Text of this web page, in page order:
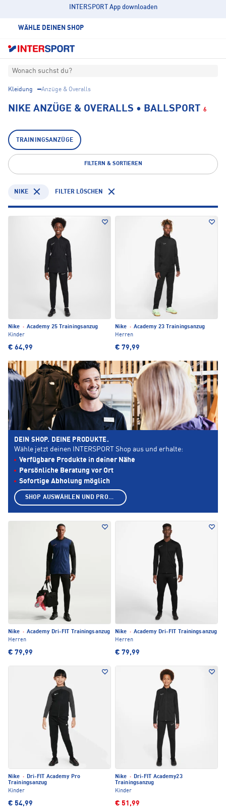
INTERSPORT App downloaden
WÄHLE DEINEN SHOP
Wonach suchst du?
Kleidung Anzüge & Overalls
NIKE ANZÜGE & OVERALLS • BALLSPORT 6
TRAININGSANZÜGE
FILTERN & SORTIEREN
NIKE FILTER LÖSCHEN
Nike · Academy 25 Trainingsanzug
Kinder
€ 64,99
Nike · Academy 23 Trainingsanzug
Herren
€ 79,99
Nike · Academy Dri-FIT Trainingsanzug
Herren
€ 79,99
Nike · Academy Dri-FIT Trainingsanzug
Herren
€ 79,99
Nike · Dri-FIT Academy Pro
Trainingsanzug
Kinder
€ 54,99
Nike · Dri-FIT Academy23
Trainingsanzug
Kinder
€ 51,99
DEIN SHOP. DEINE PRODUKTE.
Wähle jetzt deinen INTERSPORT Shop aus und erhalte:
Verfügbare Produkte in deiner Nähe
Persönliche Beratung vor Ort
Sofortige Abholung möglich
SHOP AUSWÄHLEN UND PRODUKTE ANZEIGEN